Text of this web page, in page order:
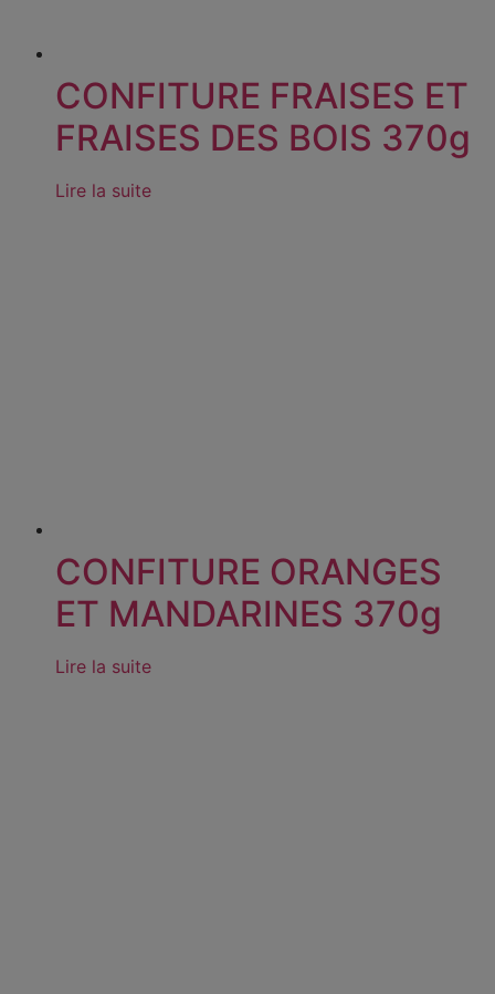
CONFITURE FRAISES ET
FRAISES DES BOIS 370g
Lire la suite
CONFITURE ORANGES
ET MANDARINES 370g
Lire la suite